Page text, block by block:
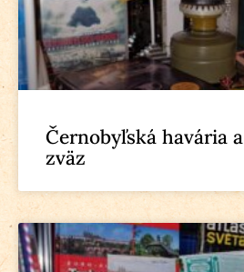
Černobyľská havária
zväz